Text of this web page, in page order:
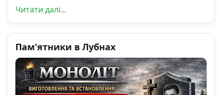
Читати далі...
Пам'ятники в Лубнах